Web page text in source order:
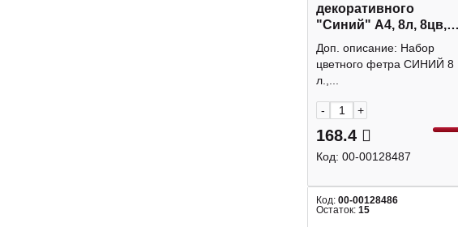
декоративного
"Синий" А4, 8л, 8цв,
1мм M-20234 MAZARI
ТМ
Доп. описание: Набор
цветного фетра СИНИЙ 8
л.,...
- +
168.4
Код: 00-00128487
Код: 00-00128486
Остаток: 15